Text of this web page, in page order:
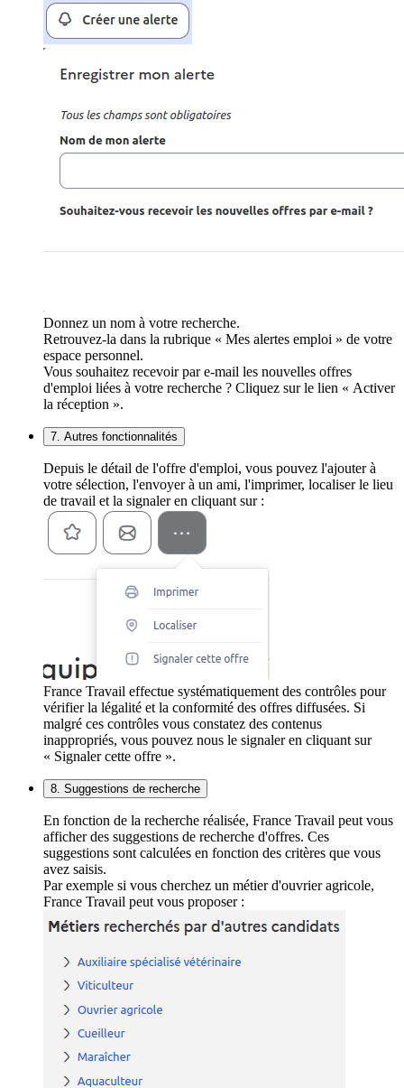
Donnez un nom à votre recherche.
Retrouvez-la dans la rubrique « Mes alertes emploi » de votre
espace personnel.
Vous souhaitez recevoir par e-mail les nouvelles offres
d'emploi liées à votre recherche ? Cliquez sur le lien « Activer
la réception ».
7. Autres fonctionnalités
Depuis le détail de l'offre d'emploi, vous pouvez l'ajouter à
votre sélection, l'envoyer à un ami, l'imprimer, localiser le lieu
de travail et la signaler en cliquant sur :
France Travail effectue systématiquement des contrôles pour
vérifier la légalité et la conformité des offres diffusées. Si
malgré ces contrôles vous constatez des contenus
inappropriés, vous pouvez nous le signaler en cliquant sur
« Signaler cette offre ».
8. Suggestions de recherche
En fonction de la recherche réalisée, France Travail peut vous
afficher des suggestions de recherche d'offres. Ces
suggestions sont calculées en fonction des critères que vous
avez saisis.
Par exemple si vous cherchez un métier d'ouvrier agricole,
France Travail peut vous proposer :